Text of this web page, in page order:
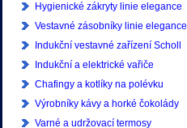
Hygienické zákryty linie elegance
Vestavné zásobníky linie elegance
Indukční vestavné zařízení Scholl
Indukční a elektrické vařiče
Chafingy a kotlíky na polévku
Výrobníky kávy a horké čokolády
Varné a udržovací termosy